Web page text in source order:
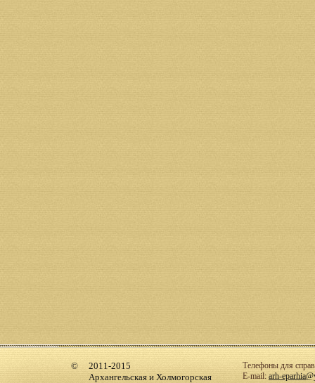
2011-2015
Архангельская и Холмогорская
Телефоны для
E-mail: arh-